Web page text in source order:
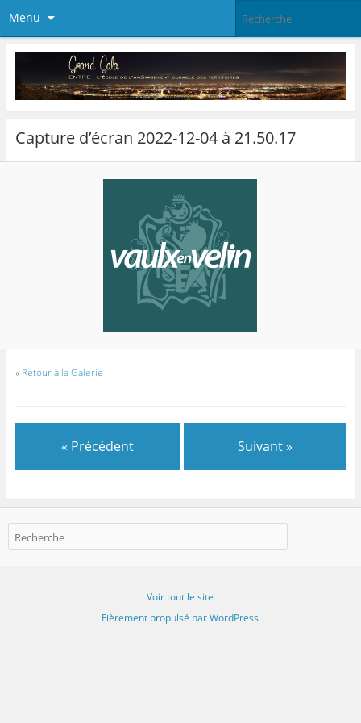
Menu
Capture d’écran 2022-12-04 à 21.50.17
« Retour à la Galerie
« Précédent Suivant »
Voir tout le site
Fièrement propulsé par WordPress